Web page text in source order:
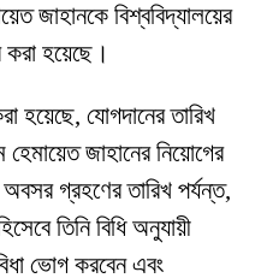
জাহানকে বিশ্ববিদ্যালয়ের
করা হয়েছে।
হয়েছে, যোগদানের তারিখ
জাহানের নিয়োগের
গ্রহণের তারিখ পর্যন্ত,
তিনি বিধি অনুযায়ী
ভোগ করবেন এবং